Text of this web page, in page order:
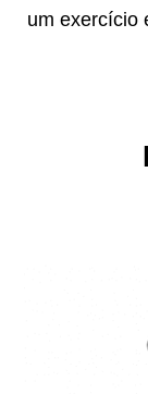
um exercício